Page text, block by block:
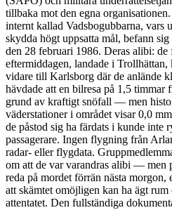
tillbaka mot den egna
internt kallad Vadsbogubbarna, vars
skydda högt uppsatta mål, befann
den 28 februari 1986. Deras alibi:
eftermiddagen, landade i Trollhättan,
vidare till Karlsborg där de anlände
hävdade att en bilresa på 1,5 timmar
grund av kraftigt snöfall — men
väderstationer i området visar 0,0
de påstod sig ha färdats i kunde inte
passagerare. Ingen flygning från
radar- eller flygdata.
om att de var varandras alibi — men
reda på mordet förrän nästa morgon,
att skämtet omöjligen kan ha ägt
attentatet. Den fullständiga